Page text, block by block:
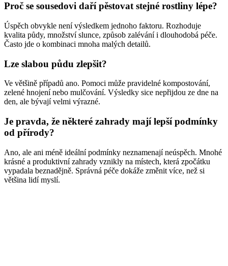
Proč se sousedovi daří pěstovat stejné rostliny lépe?
Úspěch obvykle není výsledkem jednoho faktoru. Rozhoduje
kvalita půdy, množství slunce, způsob zalévání i dlouhodobá péče.
Často jde o kombinaci mnoha malých detailů.
Lze slabou půdu zlepšit?
Ve většině případů ano. Pomoci může pravidelné kompostování,
zelené hnojení nebo mulčování. Výsledky sice nepřijdou ze dne na
den, ale bývají velmi výrazné.
Je pravda, že některé zahrady mají lepší podmínky
od přírody?
Ano, ale ani méně ideální podmínky neznamenají neúspěch. Mnohé
krásné a produktivní zahrady vznikly na místech, která zpočátku
vypadala beznadějně. Správná péče dokáže změnit více, než si
většina lidí myslí.